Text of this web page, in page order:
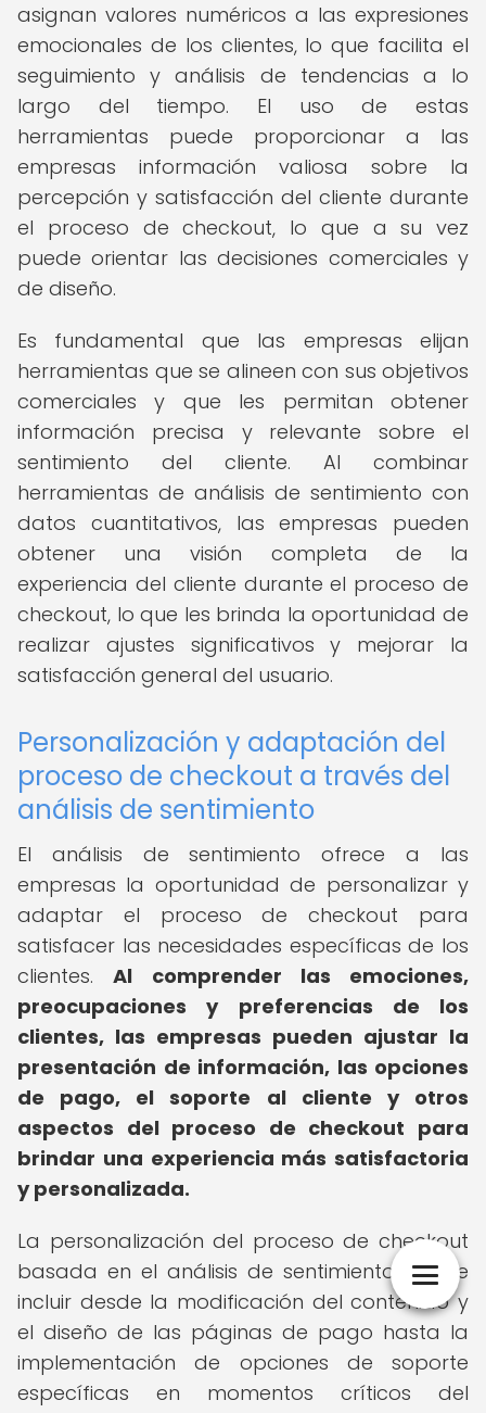
asignan valores numéricos a las expresiones
emocionales de los clientes, lo que facilita el
seguimiento y análisis de tendencias a lo
largo del tiempo. El uso de estas
herramientas puede proporcionar a las
empresas información valiosa sobre la
percepción y satisfacción del cliente durante
el proceso de checkout, lo que a su vez
puede orientar las decisiones comerciales y
de diseño.
Es fundamental que las empresas elijan
herramientas que se alineen con sus objetivos
comerciales y que les permitan obtener
información precisa y relevante sobre el
sentimiento del cliente. Al combinar
herramientas de análisis de sentimiento con
datos cuantitativos, las empresas pueden
obtener una visión completa de la
experiencia del cliente durante el proceso de
checkout, lo que les brinda la oportunidad de
realizar ajustes significativos y mejorar la
satisfacción general del usuario.
Personalización y adaptación del
proceso de checkout a través del
análisis de sentimiento
El análisis de sentimiento ofrece a las
empresas la oportunidad de personalizar y
adaptar el proceso de checkout para
satisfacer las necesidades específicas de los
clientes.Al comprender las emociones,
preocupaciones y preferencias de los
clientes, las empresas pueden ajustar la
presentación de información, las opciones
de pago, el soporte al cliente y otros
aspectos del proceso de checkout para
brindar una experiencia más satisfactoria
y personalizada.
La personalización del proceso de checkout
basada en el análisis de sentimiento puede
incluir desde la modificación del contenido y
el diseño de las páginas de pago hasta la
implementación de opciones de soporte
específicas en momentos críticos del